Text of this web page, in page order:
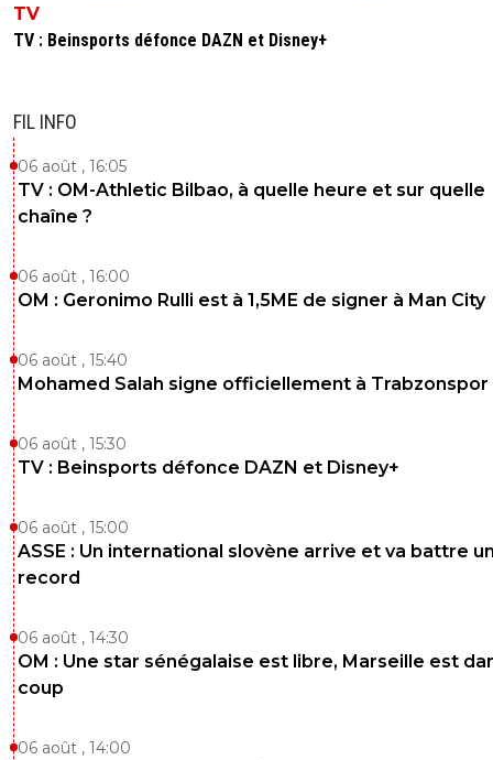
TV
TV : Beinsports défonce DAZN et Disney+
FIL INFO
06 août , 16:05
TV : OM-Athletic Bilbao, à quelle heure et sur quelle
chaîne ?
06 août , 16:00
OM : Geronimo Rulli est à 1,5ME de signer à Man City
06 août , 15:40
Mohamed Salah signe officiellement à Trabzonspor
06 août , 15:30
TV : Beinsports défonce DAZN et Disney+
06 août , 15:00
ASSE : Un international slovène arrive et va battre
record
06 août , 14:30
OM : Une star sénégalaise est libre, Marseille est
coup
06 août , 14:00